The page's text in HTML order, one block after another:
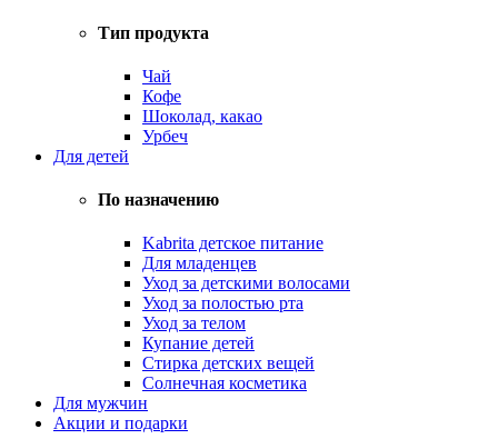
Тип продукта
Чай
Кофе
Шоколад, какао
Урбеч
Для детей
По назначению
Kabrita детское питание
Для младенцев
Уход за детскими волосами
Уход за полостью рта
Уход за телом
Купание детей
Стирка детских вещей
Солнечная косметика
Для мужчин
Акции и подарки